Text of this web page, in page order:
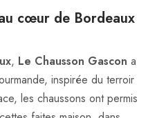
cœur de Bordeaux
, Le Chausson Gascon a
inspirée du terroir
les chaussons ont permis